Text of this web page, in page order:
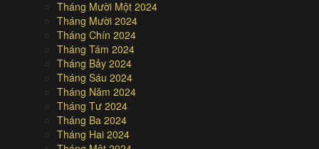
Tháng Mười Một 2024
Tháng Mười 2024
Tháng Chín 2024
Tháng Tám 2024
Tháng Bảy 2024
Tháng Sáu 2024
Tháng Năm 2024
Tháng Tư 2024
Tháng Ba 2024
Tháng Hai 2024